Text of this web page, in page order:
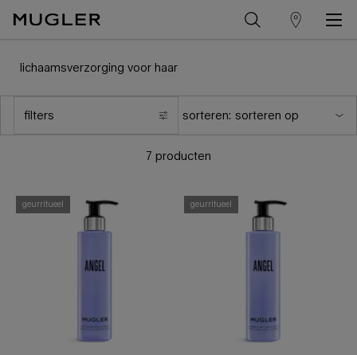
winkelzoeker
lichaamsverzorging voor haar
filters
menu filters sorteren:
7 producten
geurritueel geurritueel